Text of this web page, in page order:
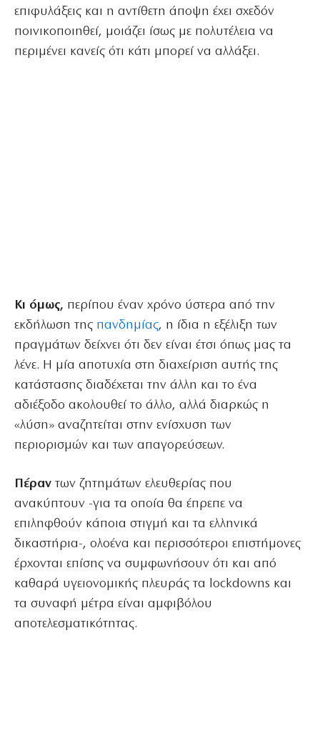
επιφυλάξεις και η αντίθετη άποψη έχει σχεδόν
ποινικοποιηθεί, μοιάζει ίσως με πολυτέλεια να
περιμένει κανείς ότι κάτι μπορεί να αλλάξει.
Κι όμως, περίπου έναν χρόνο ύστερα από την
εκδήλωση της πανδημίας, η ίδια η εξέλιξη των
πραγμάτων δείχνει ότι δεν είναι έτσι όπως μας τα
λένε. Η μία αποτυχία στη διαχείριση αυτής της
κατάστασης διαδέχεται την άλλη και το ένα
αδιέξοδο ακολουθεί το άλλο, αλλά διαρκώς η
«λύση» αναζητείται στην ενίσχυση των
περιορισμών και των απαγορεύσεων.
Πέραν των ζητημάτων ελευθερίας που
ανακύπτουν -για τα οποία θα έπρεπε να
επιληφθούν κάποια στιγμή και τα ελληνικά
δικαστήρια-, ολοένα και περισσότεροι επιστήμονες
έρχονται επίσης να συμφωνήσουν ότι και από
καθαρά υγειονομικής πλευράς τα lockdowns και
τα συναφή μέτρα είναι αμφιβόλου
αποτελεσματικότητας.